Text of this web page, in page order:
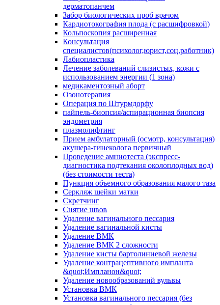
дерматопанчем
Забор биологических проб врачом
Кардиотокография плода (с расшифровкой)
Кольпоскопия расширенная
Консультация
специалистов(психолог,юрист,соц.работник)
Лабиопластика
Лечение заболеваний слизистых, кожи с
использованием энергии (1 зона)
медикаментозный аборт
Озонотерапия
Операция по Штурмдорфу
пайпель-биопсия/аспирационная биопсия
эндометрия
плазмолифтинг
Прием амбулаторный (осмотр, консультация)
акушера-гинеколога первичный
Проведение амниотеста (экспресс-
диагностика подтекания околоплодных вод)
(без стоимости теста)
Пункция объемного образования малого таза
Серкляж шейки матки
Скретчинг
Снятие швов
Удаление вагинального пессария
Удаление вагинальной кисты
Удаление ВМК
Удаление ВМК 2 сложности
Удаление кисты бартолиниевой железы
Удаление контрацептивного импланта
&quot;Импланон&quot;
Удаление новообразований вульвы
Установка ВМК
Установка вагинального пессария (без